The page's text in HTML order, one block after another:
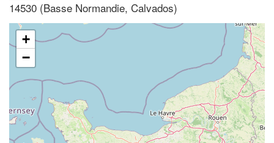
14530 (Basse Normandie, Calvados)
+
−